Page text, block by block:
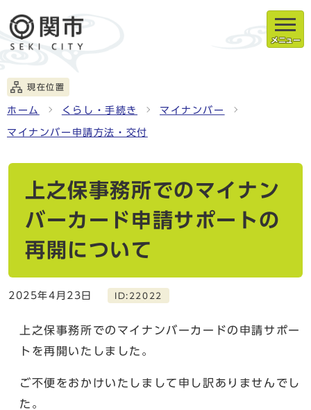
メニュー
現在位置
ホーム くらし・手続き マイナンバー
マイナンバー申請方法・交付
上之保事務所でのマイナン
バーカード申請サポートの
再開について
2025年4月23日 ID:22022
上之保事務所でのマイナンバーカードの申請サポー
トを再開いたしました。
ご不便をおかけいたしまして申し訳ありませんでし
た。